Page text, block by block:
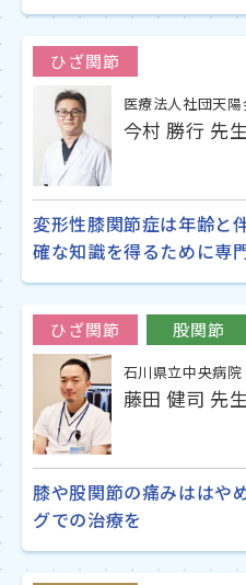
ひざ関節
医療法人社団天
今村 勝行 先生
変形性膝関節症は年齢
確な知識を得るために専
ひざ関節 股関節
石川県立中央病
藤田 健司 先生
膝や股関節の痛みははや
グでの治療を